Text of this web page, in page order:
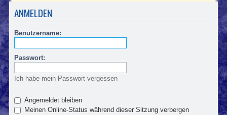
h
ANMELDEN
Benutzername:
Passwort:
Ich habe mein Passwort vergessen
Angemeldet bleiben
Meinen Online-Status während dieser Sitzung verbergen